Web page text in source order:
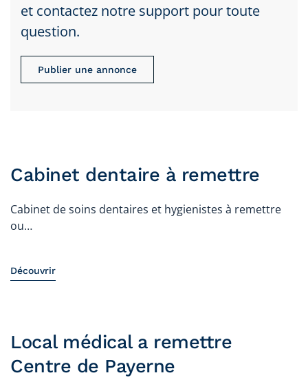
et contactez notre support pour toute
question.
Publier une annonce
Cabinet dentaire à remettre
Cabinet de soins dentaires et hygienistes à remettre
ou…
Découvrir
Local médical a remettre
Centre de Payerne